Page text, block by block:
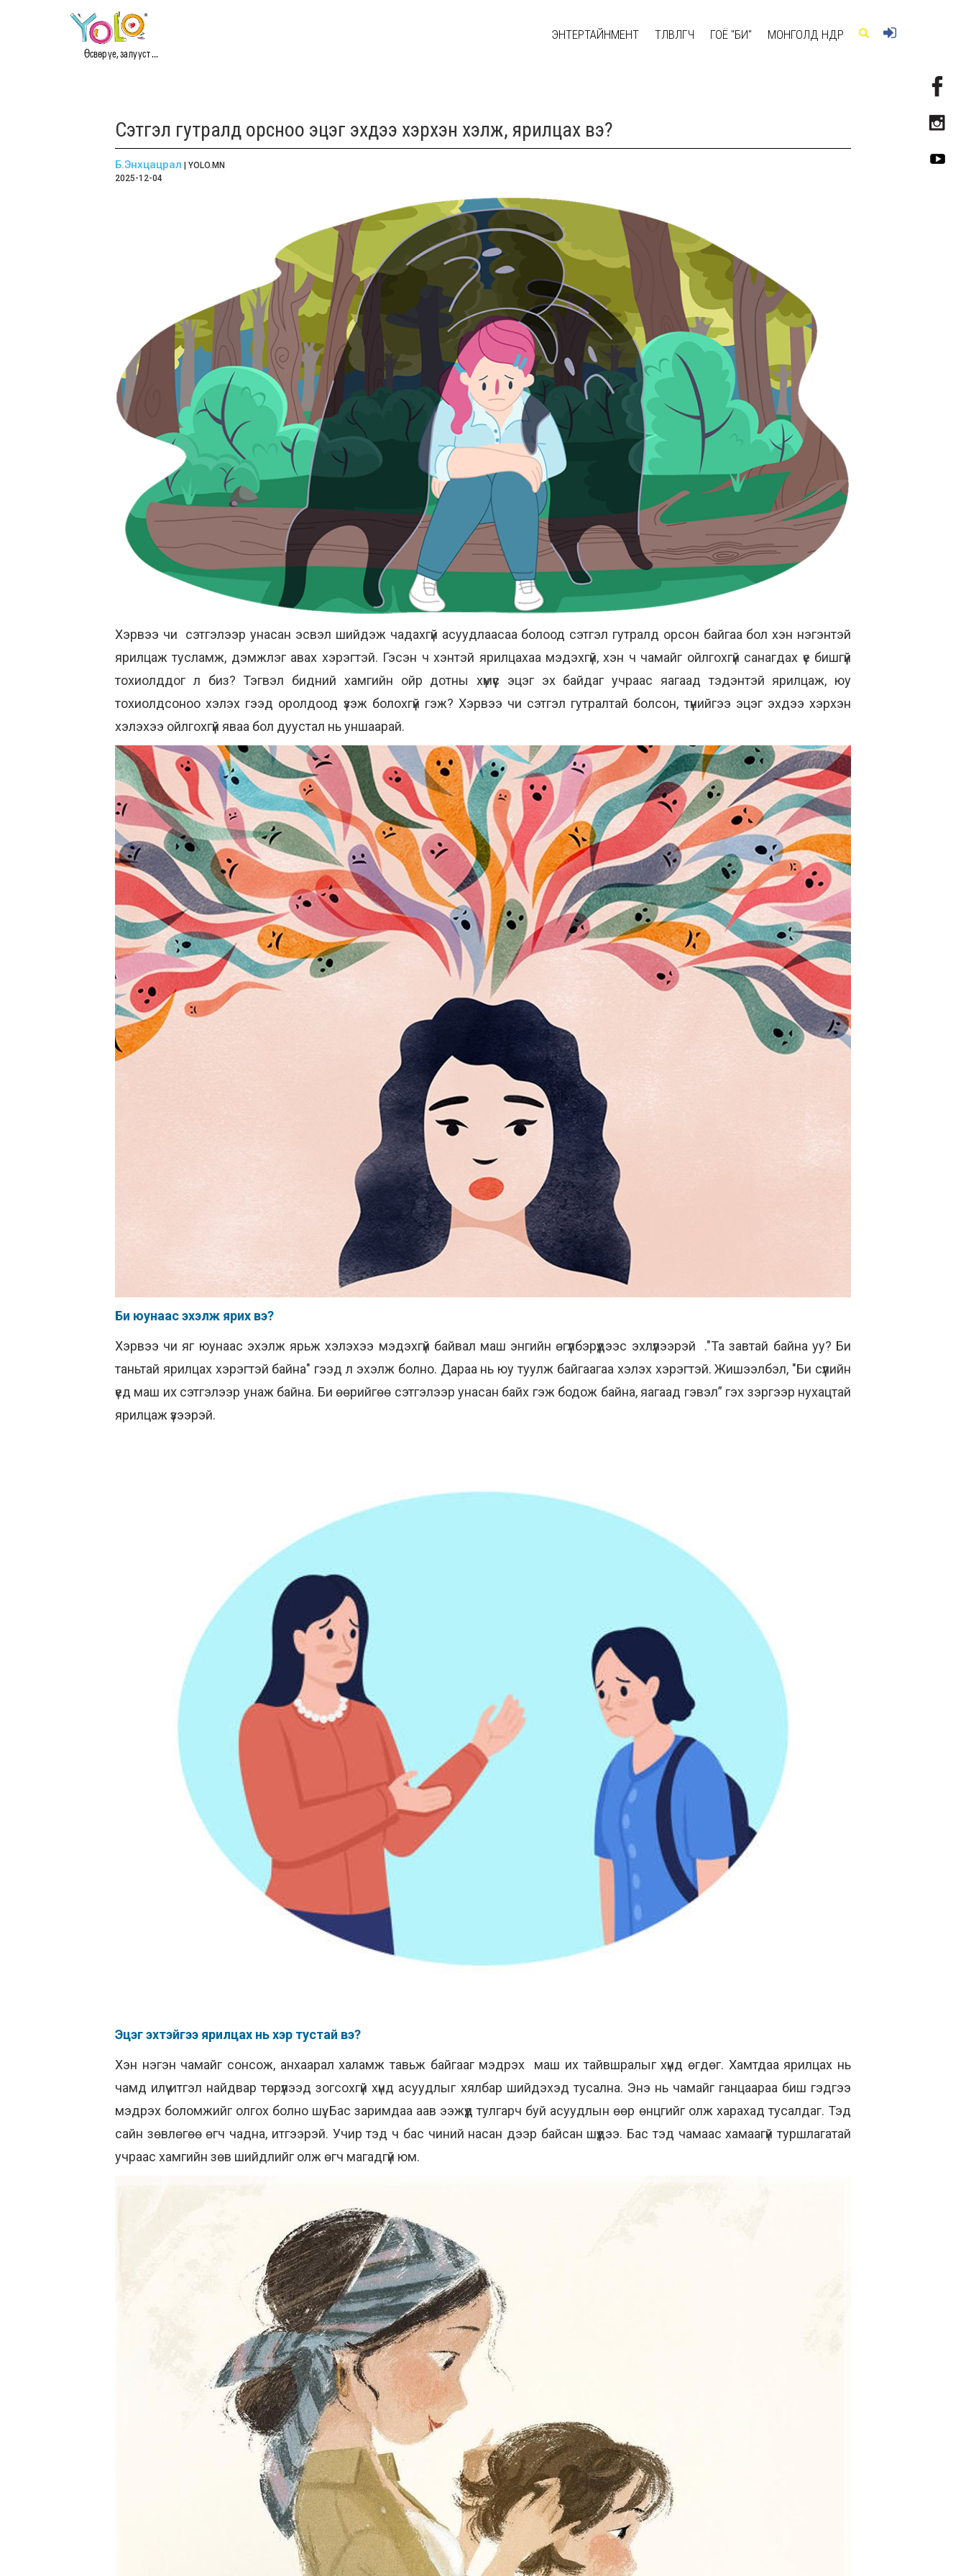
Өсвөр үе, залууст ...
ЭНТЕРТАЙНМЕНТ ТӨЛӨВЛӨГЧ ГОЁ "БИ" МОНГОЛД ӨНӨӨДӨР
Сэтгэл гутралд орсноо эцэг эхдээ хэрхэн хэлж, ярилцах вэ?
Б.Энхцацрал | YOLO.MN
2025-12-04
Хэрвээ чи сэтгэлээр унасан эсвэл шийдэж чадахгүй асуудлаасаа болоод сэтгэл гутралд орсон байгаа бол хэн нэгэнтэй
ярилцаж тусламж, дэмжлэг авах хэрэгтэй. Гэсэн ч хэнтэй ярилцахаа мэдэхгүй, хэн ч чамайг ойлгохгүй санагдах үе бишгүй
тохиолддог л биз? Тэгвэл бидний хамгийн ойр дотны хүмүүс эцэг эх байдаг учраас яагаад тэдэнтэй ярилцаж, юу
тохиолдсоноо хэлэх гээд оролдоод үзэж болохгүй гэж? Хэрвээ чи сэтгэл гутралтай болсон, түүнийгээ эцэг эхдээ хэрхэн
хэлэхээ ойлгохгүй яваа бол дуустал нь уншаарай.
Би юунаас эхэлж ярих вэ?
Хэрвээ чи яг юунаас эхэлж ярьж хэлэхээ мэдэхгүй байвал маш энгийн өгүүлбэрүүдээс эхлүүлээрэй ."Та завтай байна уу? Би
таньтай ярилцах хэрэгтэй байна" гээд л эхэлж болно. Дараа нь юу туулж байгаагаа хэлэх хэрэгтэй. Жишээлбэл, "Би сүүлийн
үед маш их сэтгэлээр унаж байна. Би өөрийгөө сэтгэлээр унасан байх гэж бодож байна, яагаад гэвэл” гэх зэргээр нухацтай
ярилцаж үзээрэй.
Эцэг эхтэйгээ ярилцах нь хэр тустай вэ?
Хэн нэгэн чамайг сонсож, анхаарал халамж тавьж байгааг мэдрэх маш их тайвшралыг хүнд өгдөг. Хамтдаа ярилцах нь
чамд илүү итгэл найдвар төрүүлээд зогсохгүй хүнд асуудлыг хялбар шийдэхэд тусална. Энэ нь чамайг ганцаараа биш гэдгээ
мэдрэх боломжийг олгох болно шүү. Бас заримдаа аав ээжүүд тулгарч буй асуудлын өөр өнцгийг олж харахад тусалдаг. Тэд
сайн зөвлөгөө өгч чадна, итгээрэй. Учир тэд ч бас чиний насан дээр байсан шүүдээ. Бас тэд чамаас хамаагүй туршлагатай
учраас хамгийн зөв шийдлийг олж өгч магадгүй юм.